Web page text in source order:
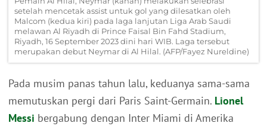
setelah mencetak assist untuk gol yang dilesatkan oleh
Malcom (kedua kiri) pada laga lanjutan Liga Arab Saudi
melawan Al Riyadh di Prince Faisal Bin Fahd Stadium,
Riyadh, 16 September 2023 dini hari WIB. Laga tersebut
merupakan debut Neymar di Al Hilal. (AFP/Fayez Nureldine)
Pada musim panas tahun lalu, keduanya sama-sama
memutuskan pergi dari Paris Saint-Germain. Lionel
Messi bergabung dengan Inter Miami di Amerika